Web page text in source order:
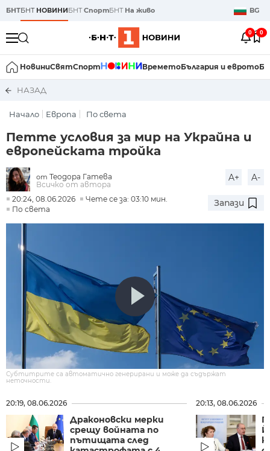
БНТБНТ НОВИНИБНТСпортБНТ На живо BG
0 0
НовиниСвятСпорт ВреметоБългария и еврото
НАЗАД
Начало Европа По света
Петте условия за мир на Украйна и
европейската тройка
от Теодора Гатева
Всичко от автора
A+ A-
20:24, 08.06.2026
Чете се за: 03:10 мин.
По света
Запази
Субтитрите са автоматично генерирани и може да съдържат
неточности.
20:19, 08.06.2026
Драконовски мерки
срещу войната по
пътищата след
20:13, 08.06.2026